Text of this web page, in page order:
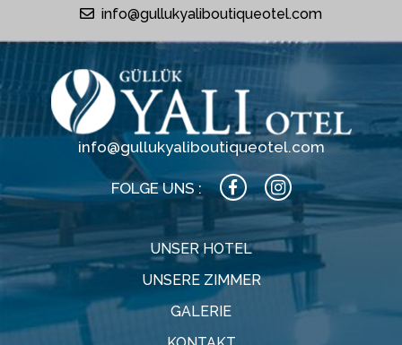
info@gullukyaliboutiqueotel.com
info@gullukyaliboutiqueotel.com
FOLGE UNS :
UNSER HOTEL
UNSERE ZIMMER
GALERIE